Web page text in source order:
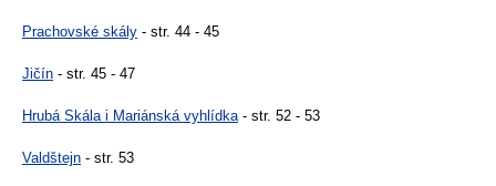
Prachovské skály - str. 44 - 45
Jičín - str. 45 - 47
Hrubá Skála i Mariánská vyhlídka- str. 52 - 53
Valdštejn - str. 53